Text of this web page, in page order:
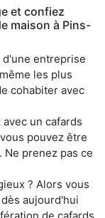
et confiez
maison à Pins-
d'une entreprise
les plus
cohabiter avec
un cafards
pouvez être
prenez pas ce
? Alors vous
aujourd'hui